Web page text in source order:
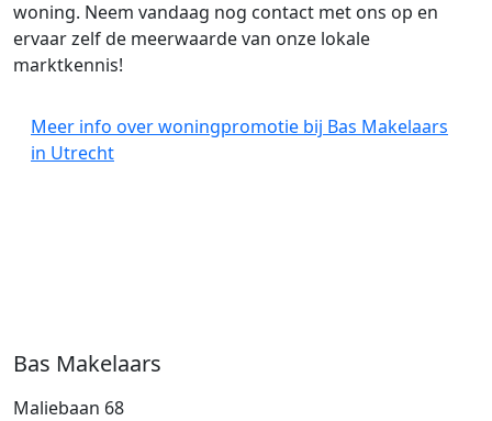
Bas Makelaars
Maliebaan 68
woning. Neem vandaag nog contact met ons op en
ervaar zelf de meerwaarde van onze lokale
marktkennis!
Meer info over woningpromotie bij Bas Makelaars
in Utrecht